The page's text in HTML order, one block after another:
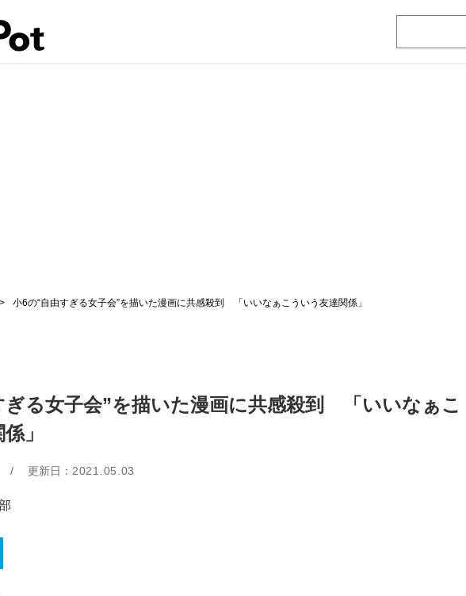
小6の“自由すぎる女子会”を描いた漫画に共感殺到 「いいなぁこういう友達関係」
ぎる女子会”を描いた漫画に共感殺到 「いいなぁこ
」
/ 更新日： 2021.05.03